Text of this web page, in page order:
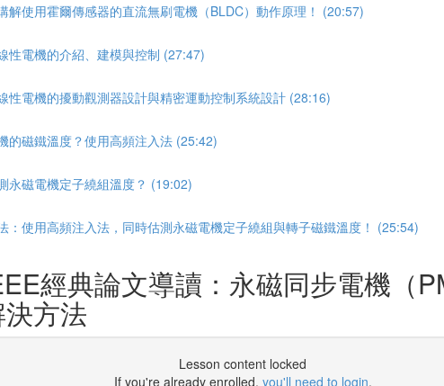
解使用霍爾傳感器的直流無刷電機（BLDC）動作原理！ (20:57)
性電機的介紹、建模與控制 (27:47)
性電機的擾動觀測器設計與精密運動控制系統設計 (28:16)
的磁鐵溫度？使用高頻注入法 (25:42)
永磁電機定子繞組溫度？ (19:02)
：使用高頻注入法，同時估測永磁電機定子繞組與轉子磁鐵溫度！ (25:54)
經典論文導讀：永磁同步電機（
方法
Lesson content locked
If you're already enrolled, you'll need to login.